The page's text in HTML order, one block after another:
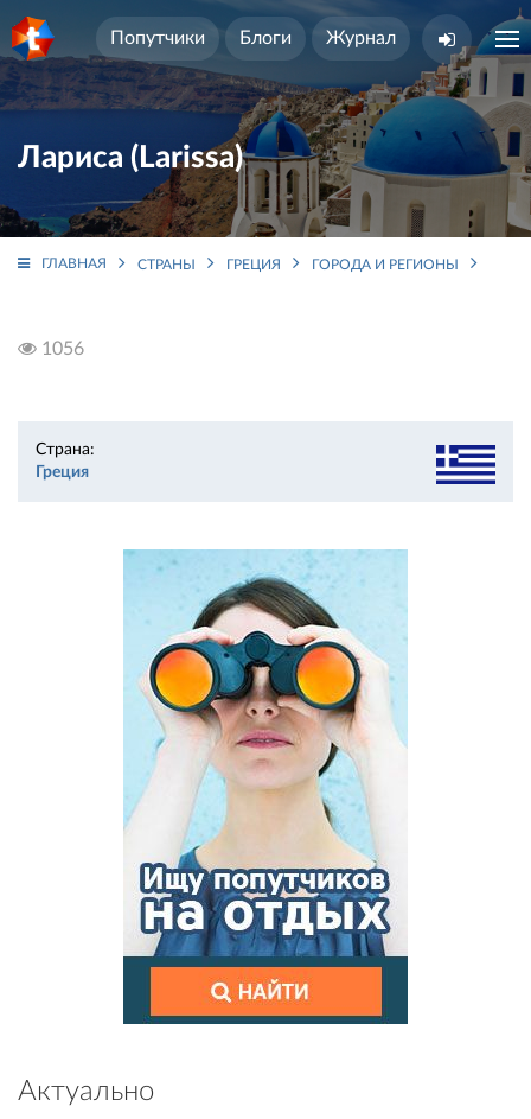
Попутчики Блоги Журнал
Лариса (Larissa)
ГЛАВНАЯ СТРАНЫ ГРЕЦИЯ ГОРОДА И РЕГИОНЫ
1056
Страна:
Греция
Актуально